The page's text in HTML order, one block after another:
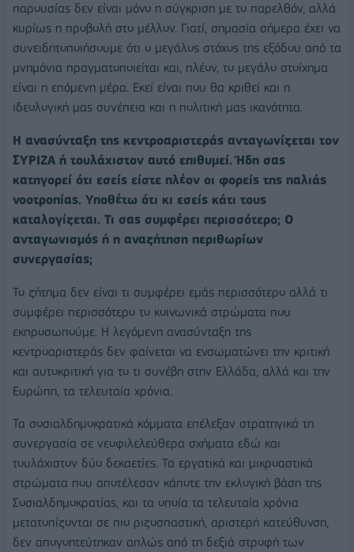
παρουσίας δεν είναι μόνο η σύγκριση με το παρελθόν, αλλά
κυρίως η προβολή στο μέλλον. Γιατί, σημασία σήμερα έχει να
συνειδητοποιήσουμε ότι ο μεγάλος στόχος της εξόδου από τα
μνημόνια πραγματοποιείται και, πλέον, το μεγάλο στοίχημα
είναι η επόμενη μέρα. Εκεί είναι που θα κριθεί και η
ιδεολογική μας συνέπεια και η πολιτική μας ικανότητα.
Η ανασύνταξη της κεντροαριστεράς ανταγωνίζεται τον
ΣΥΡΙΖΑ ή τουλάχιστον αυτό επιθυμεί. Ήδη σας
κατηγορεί ότι εσείς είστε πλέον οι φορείς της παλιάς
νοοτροπίας. Υποθέτω ότι κι εσείς κάτι τους
καταλογίζεται. Τι σας συμφέρει περισσότερο; Ο
ανταγωνισμός ή η αναζήτηση περιθωρίων
συνεργασίας;
Το ζήτημα δεν είναι τι συμφέρει εμάς περισσότερο αλλά τι
συμφέρει περισσότερο το κοινωνικά στρώματα που
εκπροσωπούμε. Η λεγόμενη ανασύνταξη της
κεντροαριστεράς δεν φαίνεται να ενσωματώνει την κριτική
και αυτοκριτική για το τι συνέβη στην Ελλάδα, αλλά και την
Ευρώπη, τα τελευταία χρόνια.
Τα σοσιαλδημοκρατικά κόμματα επέλεξαν στρατηγικά τη
συνεργασία σε νεοφιλελεύθερα σχήματα εδώ και
τουλάχιστον δύο δεκαετίες. Τα εργατικά και μικροαστικά
στρώματα που αποτέλεσαν κάποτε την εκλογική βάση της
Σοσιαλδημοκρατίας, και τα οποία τα τελευταία χρόνια
μετατοπίζονται σε πιο ριζοσπαστική, αριστερή κατεύθυνση,
δεν απογοητεύτηκαν απλώς από τη δεξιά στροφή των